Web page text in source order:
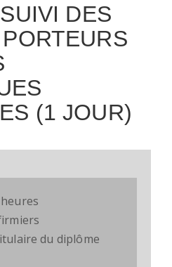
DES
(1 JOUR)
du diplôme